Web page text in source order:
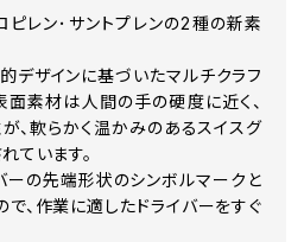
ピレン･サントプレンの2種の新素
デザインに基づいたマルチクラフ
面素材は人間の手の硬度に近く、
、軟らかく温かみのあるスイスグ
ています。
ーの先端形状のシンボルマークと
、作業に適したドライバーをすぐ